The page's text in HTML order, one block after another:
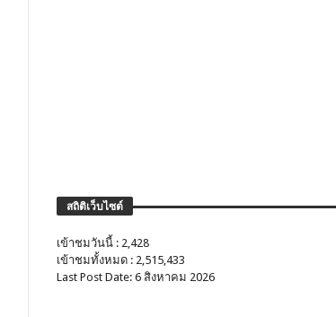
สถิติเว็บไซต์
เข้าชมวันนี้ : 2,428
เข้าชมทั้งหมด : 2,515,433
Last Post Date: 6 สิงหาคม 2026